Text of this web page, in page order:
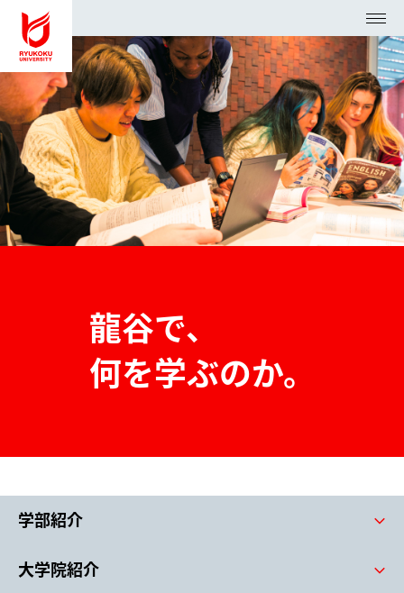
アク
セス
資料請
求
検
索
入試・オープンキャンパス
学部・大学院
大学紹介・研究
ニュースセンター
寄付について arrow_forward_ios
日本語
龍谷で、
何を学ぶのか。
学部紹介 arrow_forward_ios
大学院紹介 arrow_forward_ios